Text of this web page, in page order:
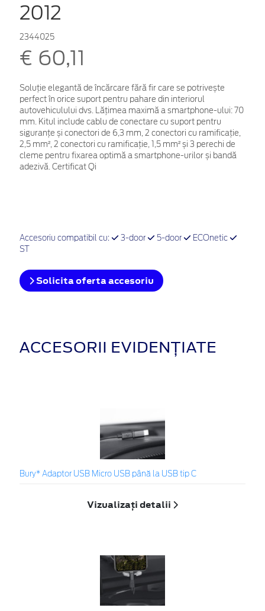
2012
2344025
€ 60,11
Soluție elegantă de încărcare fără fir care se potrivește
perfect în orice suport pentru pahare din interiorul
autovehiculului dvs. Lățimea maximă a smartphone-ului: 70
mm. Kitul include cablu de conectare cu suport pentru
siguranțe și conectori de 6,3 mm, 2 conectori cu ramificație,
2,5 mm², 2 conectori cu ramificație, 1,5 mm² și 3 perechi de
cleme pentru fixarea optimă a smartphone-urilor și bandă
adezivă. Certificat Qi
Accesoriu compatibil cu: 3-door 5-door
ECOnetic
ST
Solicita oferta accesoriu
ACCESORII EVIDENȚIATE
Bury* Adaptor USB Micro USB până la USB tip C
Vizualizați detalii